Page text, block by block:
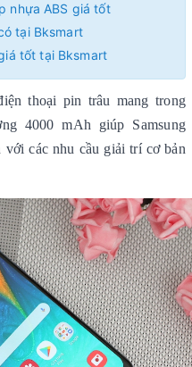
nhựa ABS giá tốt
tại Bksmart
tốt tại Bksmart
thoại pin trâu mang trong
4000 mAh giúp Samsung
các nhu cầu giải trí cơ bản